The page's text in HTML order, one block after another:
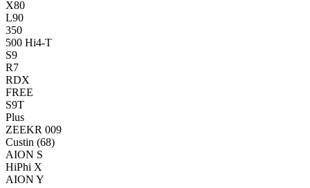
X80
L90
350
500 Hi4-T
S9
R7
RDX
FREE
S9T
Plus
ZEEKR 009
Custin (68)
AION S
HiPhi X
AION Y